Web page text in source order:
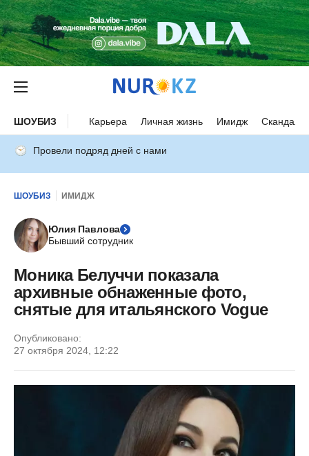
ШОУБИЗ Карьера Личная жизнь Имидж Скандалы
Провели подряд дней с нами
ШОУБИЗ ИМИДЖ
Юлия Павлова
Бывший сотрудник
Моника Белуччи показала
архивные обнаженные фото,
снятые для итальянского Vogue
Опубликовано:
27 октября 2024, 12:22